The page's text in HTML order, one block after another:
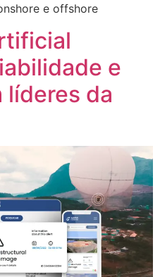
e offshore
e
líderes da